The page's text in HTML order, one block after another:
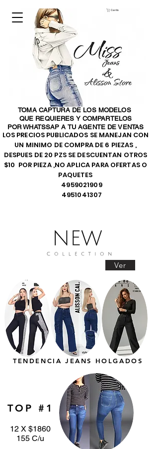
LOS PRECIOS PUBLICADOS SE MANEJAN CON
UN MINIMO DE COMPRA DE 6 PIEZAS ,
DESPUES DE 20 PZS SE DESCUENTAN OTROS
$10 POR PIEZA ,NO APLICA PARA OFERTAS O
PAQUETES
4959021909
4951041307
Ver
TOMA CAPTURA DE LOS MODELOS
QUE REQUIERES Y COMPARTELOS
POR WHATSSAP A TU AGENTE DE VENTAS
Carrito
TENDENCIA JEANS HOLGADOS
12 X $1860
155 C/u
TOP #1